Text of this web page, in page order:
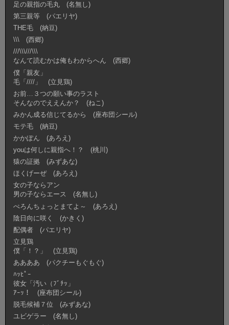
足の親指の毛丸 (名無し)
第三親等 (パエリヤ)
THE毛 (納豆)
\\\ (西郷)
///\\\///\\\
なんて読むかは俺もわからへん (西郷)
僕「親友」
毛「////」 (立見鶏)
お前…３つの願い事のラスト
そんなのでええんか？ (ねこ)
みかん成る信じてるから (座布団シール)
モテ毛 (納豆)
かかぽん (あろえ)
youは何しに親指へ！？ (桃川)
猿の証拠 (みずあな)
ほくげーぜ (あろえ)
女の子ならアン
男の子ならエース (名無し)
ぺろんちょっとまてよ～ (あろえ)
陰日向に咲く (かきく)
配偶者 (パエリヤ)
立見鶏
僕「！？」 (立見鶏)
ああああ (パクチーもぐもぐ)
ﾊｯﾋﾟｰ
彼女「汚い（ﾌﾞﾁｯ」
ｱｰｯ！ (座布団シール)
脱毛候補７位 (みずあな)
ユビゲラー (名無し)